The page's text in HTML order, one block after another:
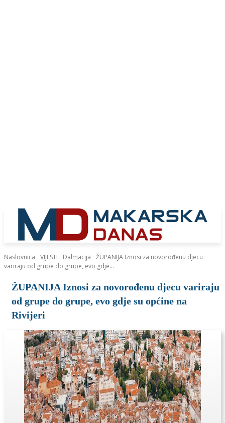
Naslovnica VIJESTI Dalmacija
ŽUPANIJA Iznosi za novorođenu djecu
variraju od grupe do grupe, evo gdje...
ŽUPANIJA Iznosi za novorođenu djecu variraju
od grupe do grupe, evo gdje su općine na
Rivijeri